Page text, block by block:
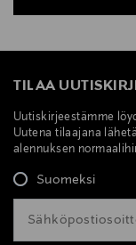
TILAA
Uutiskirjeestämme
Uutena tilaajana
alennuksen
Suomeksi